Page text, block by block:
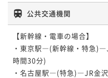
公共交通機関
【新幹線・電車の場合】
・東京駅―(新幹線・特急
時間30分)
・名古屋駅―(特急)―JR金